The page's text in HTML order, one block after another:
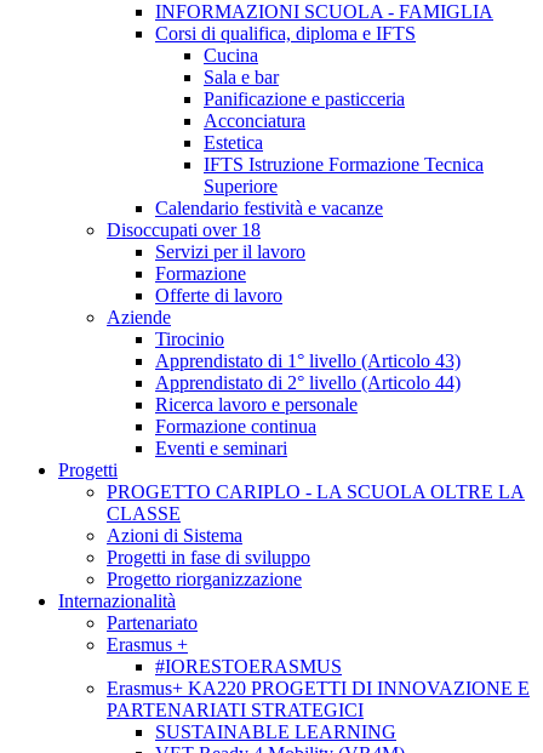
INFORMAZIONI SCUOLA - FAMIGLIA
Corsi di qualifica, diploma e IFTS
Cucina
Sala e bar
Panificazione e pasticceria
Acconciatura
Estetica
IFTS Istruzione Formazione Tecnica
Superiore
Calendario festività e vacanze
Disoccupati over 18
Servizi per il lavoro
Formazione
Offerte di lavoro
Aziende
Tirocinio
Apprendistato di 1° livello (Articolo 43)
Apprendistato di 2° livello (Articolo 44)
Ricerca lavoro e personale
Formazione continua
Eventi e seminari
Progetti
PROGETTO CARIPLO - LA SCUOLA OLTRE LA
CLASSE
Azioni di Sistema
Progetti in fase di sviluppo
Progetto riorganizzazione
Internazionalità
Partenariato
Erasmus +
#IORESTOERASMUS
Erasmus+ KA220 PROGETTI DI INNOVAZIONE E
PARTENARIATI STRATEGICI
SUSTAINABLE LEARNING